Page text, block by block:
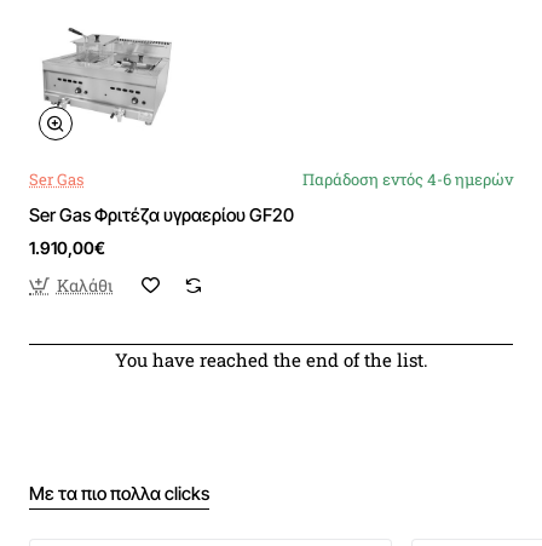
Ser Gas Παράδοση εντός 4-6 ημερών
Ser Gas Φριτέζα υγραερίου GF20
1.910,00€
Καλάθι
You have reached the end of the list.
Με τα πιο πολλα clicks